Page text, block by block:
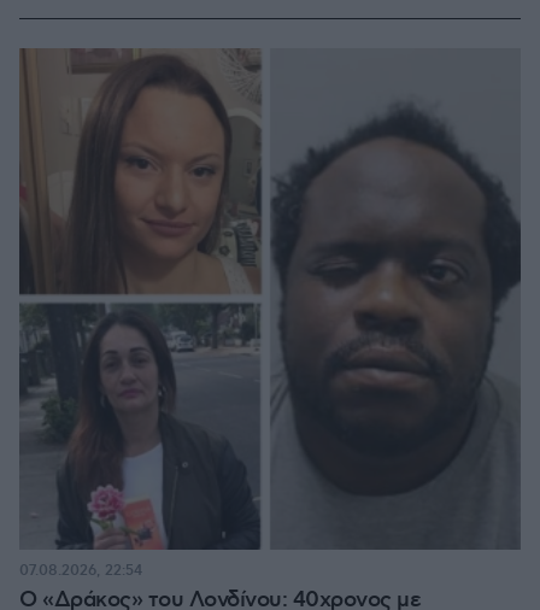
Ο «Δράκος» του Λονδίνου: 40χρονος με
07.08.2026, 22:54